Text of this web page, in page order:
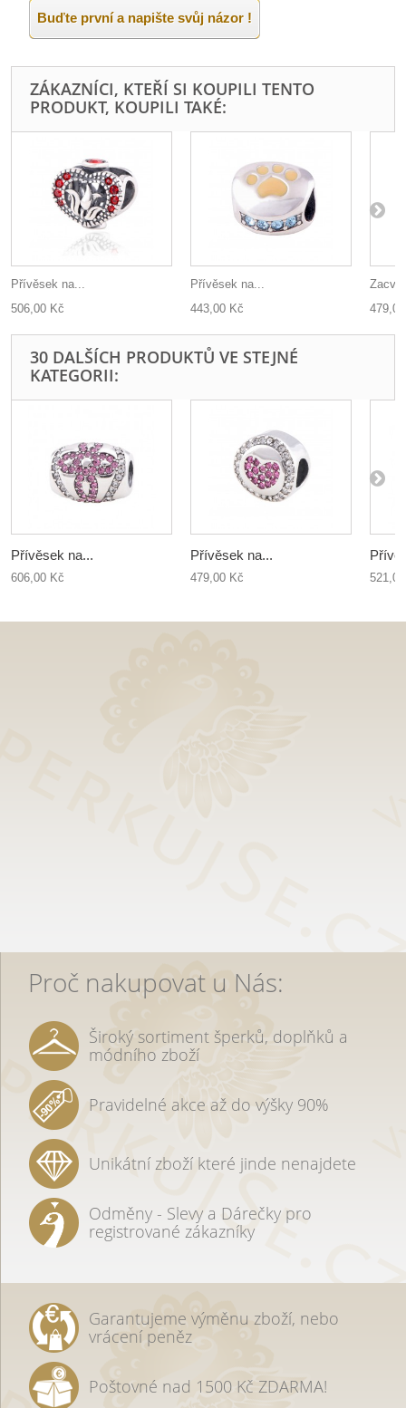
Buďte první a napište svůj názor !
ZÁKAZNÍCI, KTEŘÍ SI KOUPILI TENTO
PRODUKT, KOUPILI TAKÉ:
Přívěsek na...
506,00 Kč
Přívěsek na...
443,00 Kč
30 DALŠÍCH PRODUKTŮ VE STEJNÉ
KATEGORII:
Přívěsek na...
606,00 Kč
Přívěsek na...
479,00 Kč
Proč nakupovat u Nás:
Široký sortiment šperků, doplňků a
módního zboží
Pravidelné akce až do výšky 90%
Unikátní zboží které jinde nenajdete
Odměny - Slevy a Dárečky pro
registrované zákazníky
Garantujeme výměnu zboží, nebo
vrácení peněz
Poštovné nad 1500 Kč ZDARMA!